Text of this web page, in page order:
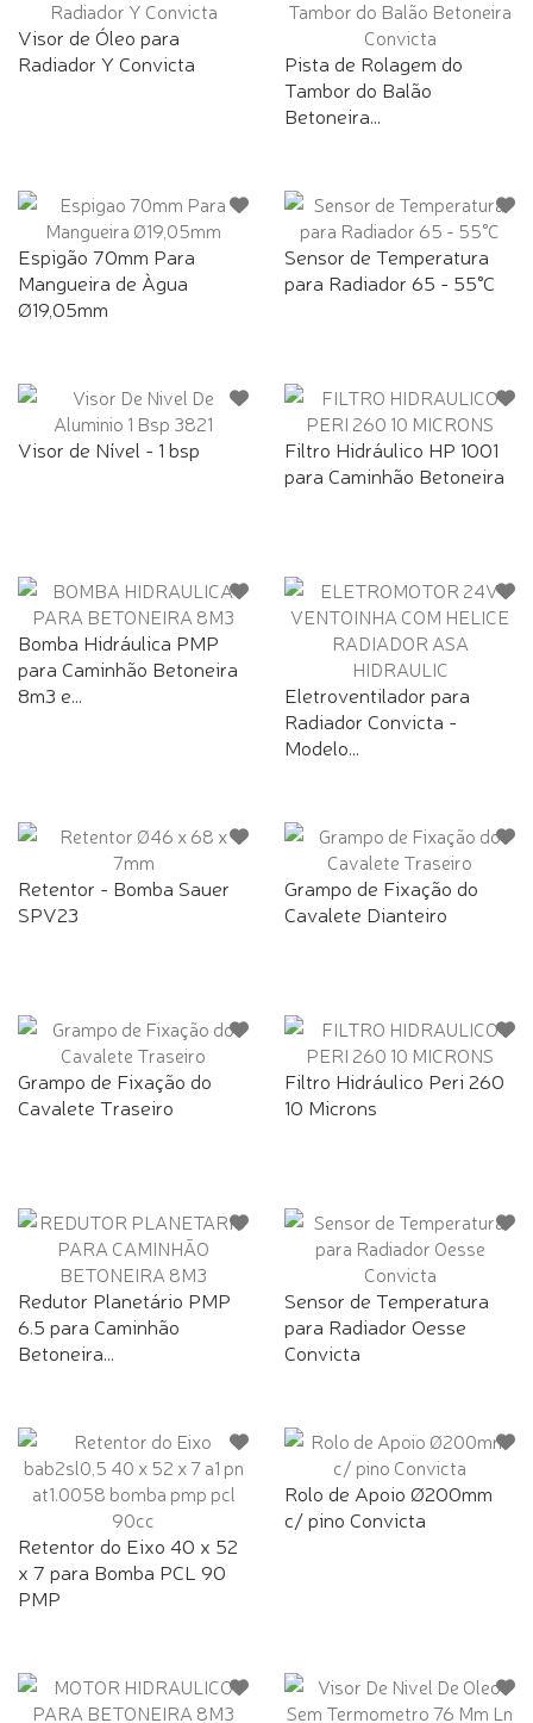
Visor de Óleo para
Radiador Y Convicta
Pista de Rolagem do
Tambor do Balão
Betoneira...
Espigão 70mm Para
Mangueira de Àgua
Ø19,05mm
Sensor de Temperatura
para Radiador 65 - 55°C
Visor de Nível - 1 bsp
Filtro Hidráulico HP 1001
para Caminhão Betoneira
Bomba Hidráulica PMP
para Caminhão Betoneira
8m3 e...
Eletroventilador para
Radiador Convicta -
Modelo...
Retentor - Bomba Sauer
SPV23
Grampo de Fixação do
Cavalete Dianteiro
Grampo de Fixação do
Cavalete Traseiro
Filtro Hidráulico Peri 260
10 Microns
Redutor Planetário PMP
6.5 para Caminhão
Betoneira...
Sensor de Temperatura
para Radiador Oesse
Convicta
Retentor do Eixo 40 x 52
x 7 para Bomba PCL 90
PMP
Rolo de Apoio Ø200mm
c/ pino Convicta